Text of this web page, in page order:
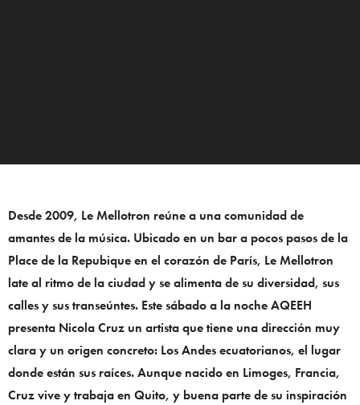
Desde 2009, Le Mellotron reúne a una comunidad de
amantes de la música. Ubicadoen un bar a pocos pasos de la
Place de la Repubique en el corazón de París, Le Mellotron
late al ritmo de la ciudad y se alimenta de su diversidad, sus
calles y sus transeúntes. Este sábado a la noche AQEEH
presenta Nicola Cruz un artista que tiene una dirección muy
clara y un origen concreto: Los Andes ecuatorianos, el lugar
donde están sus raíces. Aunque nacido en Limoges, Francia,
Cruz vive y trabaja en Quito, y buena parte de su inspiración